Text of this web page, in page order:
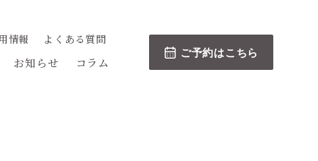
情報 よくある質問
お知らせ コラム
ご予約はこちら